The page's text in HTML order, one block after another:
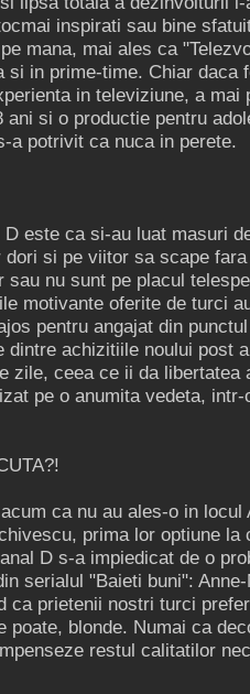
inspirati sau bine
mana, mai ales ca
si in prime-time. Chiar daca
in televiziune, a mai
ani si o productie pentru
a potrivit ca nuca in perete.
este ca si-au luat masuri
si pe viitor sa scape
sau nu sunt pe placul
motivante oferite de turci
pentru angajat din
dintre achizitiile noului post
zile, ceea ce ii da libertatea
pe o anumita vedeta,
ca nu au ales-o in locul
prima lor optiune la
D s-a impiedicat de o
serialul "Baieti buni":
ca prietenii nostri turci
poate, blonde. Numai ca
restul calitatilor